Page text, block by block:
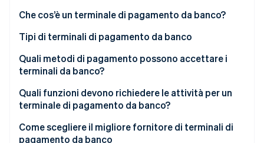
Climate
Rimozione del carbonio
Identity
Scopri come Stripe sta costruendo l'infrastruttura
Guarda ora
Che cos’è un terminale di pagamento da banco?
Tipi di terminali di pagamento da banco
Terminali indipendenti tradizionali
Terminali POS integrati
Quali metodi di pagamento possono accettare i
terminali da banco?
Carte con chip EMV
Carte con banda magnetica
Pagamenti contactless
Quali funzioni devono richiedere le attività per un
terminale di pagamento da banco?
supporto di tutti i principali metodi di pagamento
Come scegliere il migliore fornitore di terminali di
pagamento da banco